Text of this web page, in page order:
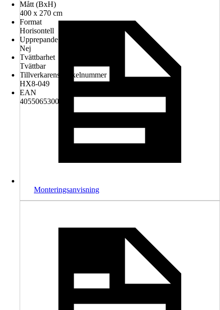
Mått (BxH)
400 x 270 cm
Format
Horisontell
Upprepande design
Nej
Tvättbarhet
Tvättbar
Tillverkarens artikelnummer
HX8-049
EAN
4055065300493
Monteringsanvisning